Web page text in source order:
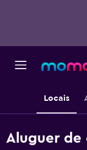
Locais
Aluguer de